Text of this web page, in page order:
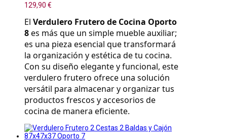
129,90 €
El Verdulero Frutero de Cocina Oporto
8 es más que un simple mueble auxiliar;
es una pieza esencial que transformará
la organización y estética de tu cocina.
Con su diseño elegante y funcional, este
verdulero frutero ofrece una solución
versátil para almacenar y organizar tus
productos frescos y accesorios de
cocina de manera eficiente.